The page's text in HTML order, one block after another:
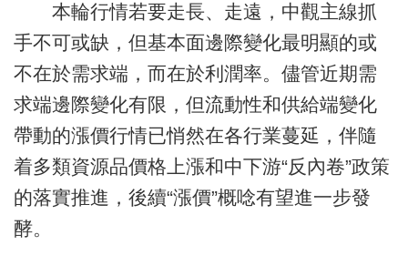
本輪行情若要走長、走遠，中觀主線抓
手不可或缺，但基本面邊際變化最明顯的或
不在於需求端，而在於利潤率。儘管近期需
求端邊際變化有限，但流動性和供給端變化
帶動的漲價行情已悄然在各行業蔓延，伴隨
着多類資源品價格上漲和中下游“反內卷”政策
的落實推進，後續“漲價”概唸有望進一步發
酵。